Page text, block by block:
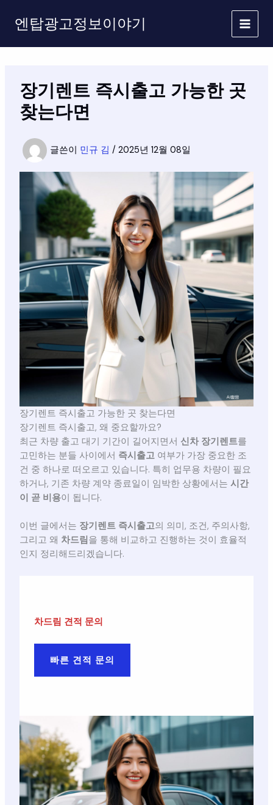
로
엔탑광고정보이야기
장기렌트 즉시출고 가능한 곳
찾는다면
글쓴이 민규 김 / 2025년 12월 08일
장기렌트 즉시출고 가능한 곳 찾는다면
장기렌트 즉시출고, 왜 중요할까요?
최근 차량 출고 대기 기간이 길어지면서 신차 장기렌트를
고민하는 분들 사이에서 즉시출고여부가 가장 중요한 조
건 중 하나로 떠오르고 있습니다. 특히 업무용 차량이 필요
하거나, 기존 차량 계약 종료일이 임박한 상황에서는 시간
이 곧 비용이 됩니다.
이번 글에서는 장기렌트 즉시출고의 의미, 조건, 주의사항,
그리고 왜 차드림 을 통해 비교하고 진행하는 것이 효율적
인지 정리해드리겠습니다.
차드림 견적 문의
빠른 견적 문의